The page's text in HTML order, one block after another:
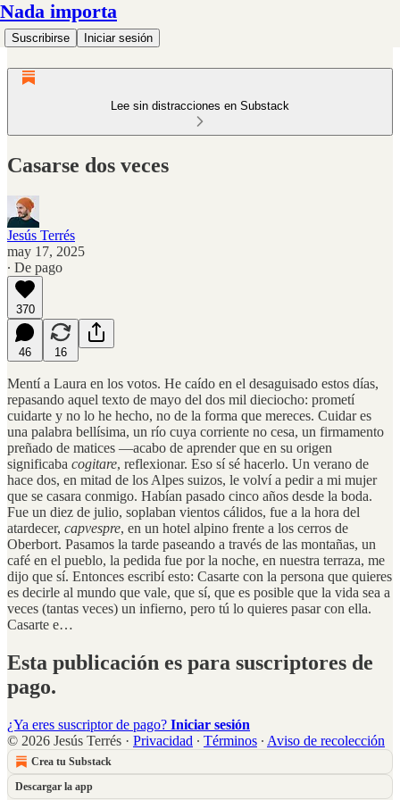
Nada importa
Suscribirse Iniciar sesión
Lee sin distracciones en Substack
Casarse dos veces
Jesús Terrés
may 17, 2025
∙ De pago
370
46 16
Mentí a Laura en los votos. He caído en el desaguisado estos días,
repasando aquel texto de mayo del dos mil dieciocho: prometí
cuidarte y no lo he hecho, no de la forma que mereces. Cuidar es
una palabra bellísima, un río cuya corriente no cesa, un firmamento
preñado de matices —acabo de aprender que en su origen
significaba cogitare, reflexionar. Eso sí sé hacerlo. Un verano de
hace dos, en mitad de los Alpes suizos, le volví a pedir a mi mujer
que se casara conmigo. Habían pasado cinco años desde la boda.
Fue un diez de julio, soplaban vientos cálidos, fue a la hora del
atardecer, capvespre, en un hotel alpino frente a los cerros de
Oberbort. Pasamos la tarde paseando a través de las montañas, un
café en el pueblo, la pedida fue por la noche, en nuestra terraza, me
dijo que sí. Entonces escribí esto: Casarte con la persona que quieres
es decirle al mundo que vale, que sí, que es posible que la vida sea a
veces (tantas veces) un infierno, pero tú lo quieres pasar con ella.
Casarte e…
Esta publicación es para suscriptores de
pago.
¿Ya eres suscriptor de pago? Iniciar sesión
© 2026 Jesús Terrés · Privacidad ∙ Términos ∙ Aviso de recolección
Crea tu Substack
Descargar la app